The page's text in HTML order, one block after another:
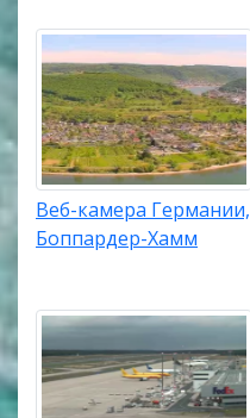
Веб-камера Германии,
Боппардер-Хамм